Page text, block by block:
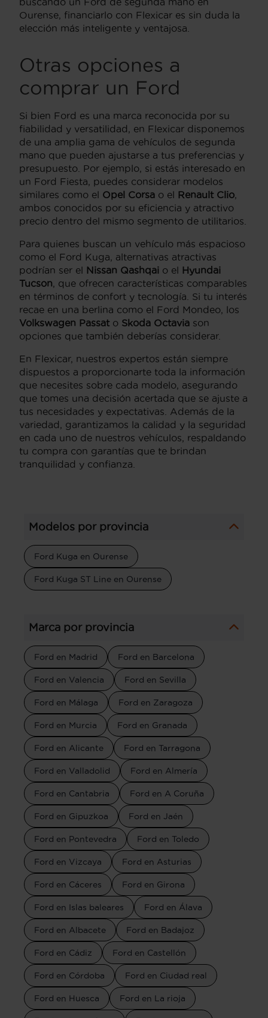
Ourense, financiarlo con Flexicar es sin duda la
elección más inteligente y ventajosa.
Otras opciones a
comprar un Ford
Si bien Ford es una marca reconocida por su
fiabilidad y versatilidad, en Flexicar disponemos
de una amplia gama de vehículos de segunda
mano que pueden ajustarse a tus preferencias y
presupuesto. Por ejemplo, si estás interesado en
un Ford Fiesta, puedes considerar modelos
similares como el Opel Corsa o el Renault Clio,
ambos conocidos por su eficiencia y atractivo
precio dentro del mismo segmento de utilitarios.
Para quienes buscan un vehículo más espacioso
como el Ford Kuga, alternativas atractivas
podrían ser el
Nissan Qashqai o el
Hyundai
Tucson, que ofrecen características comparables
en términos de confort y tecnología. Si tu interés
recae en una berlina como el Ford Mondeo, los
Volkswagen Passat o Skoda Octavia son
opciones que también deberías considerar.
En Flexicar, nuestros expertos están siempre
dispuestos a proporcionarte toda la información
que necesites sobre cada modelo, asegurando
que tomes una decisión acertada que se ajuste a
tus necesidades y expectativas. Además de la
variedad, garantizamos la calidad y la seguridad
en cada uno de nuestros vehículos, respaldando
tu compra con garantías que te brindan
tranquilidad y confianza.
Modelos por provincia
Ford Kuga en Ourense
Ford Kuga ST Line en Ourense
Marca por provincia
Ford en Madrid Ford en Barcelona
Ford en Valencia Ford en Sevilla
Ford en Málaga Ford en Zaragoza
Ford en Murcia Ford en Granada
Ford en Alicante Ford en Tarragona
Ford en Valladolid Ford en Almería
Ford en Cantabria Ford en A Coruña
Ford en Gipuzkoa Ford en Jaén
Ford en Pontevedra Ford en Toledo
Ford en Vizcaya Ford en Asturias
Ford en Cáceres Ford en Girona
Ford en Islas baleares Ford en Álava
Ford en Albacete Ford en Badajoz
Ford en Cádiz Ford en Castellón
Ford en Córdoba Ford en Ciudad real
Ford en Huesca Ford en La rioja